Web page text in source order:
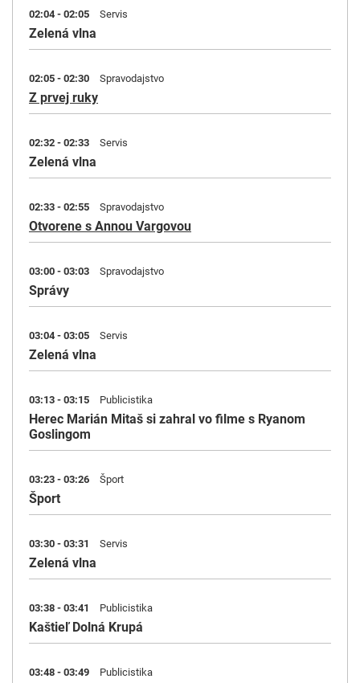
02:04 - 02:05 Servis
Zelená vlna
02:05 - 02:30 Spravodajstvo
Z prvej ruky
02:32 - 02:33 Servis
Zelená vlna
02:33 - 02:55 Spravodajstvo
Otvorene s Annou Vargovou
03:00 - 03:03 Spravodajstvo
Správy
03:04 - 03:05 Servis
Zelená vlna
03:13 - 03:15 Publicistika
Herec Marián Mitaš si zahral vo filme s Ryanom
Goslingom
03:23 - 03:26 Šport
Šport
03:30 - 03:31 Servis
Zelená vlna
03:38 - 03:41 Publicistika
Kaštieľ Dolná Krupá
03:48 - 03:49 Publicistika